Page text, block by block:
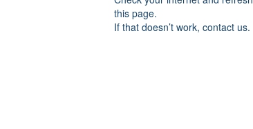
this page.
If that doesn’t work, contact us.